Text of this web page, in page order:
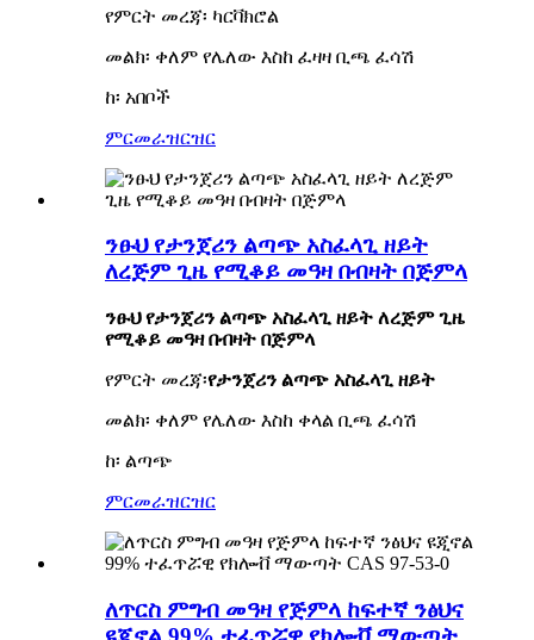
የምርት መረጃ፡ ካርቫክሮል
መልክ፡ ቀለም የሌለው እስከ ፈዛዛ ቢጫ ፈሳሽ
ከ፡ አበቦች
ምርመራዝርዝር
ንፁህ የታንጀሪን ልጣጭ አስፈላጊ ዘይት
ለረጅም ጊዜ የሚቆይ መዓዛ በብዛት በጅምላ
ንፁህ የታንጀሪን ልጣጭ አስፈላጊ ዘይት ለረጅም ጊዜ
የሚቆይ መዓዛ በብዛት በጅምላ
የምርት መረጃ፡የታንጀሪን ልጣጭ አስፈላጊ ዘይት
መልክ፡ ቀለም የሌለው እስከ ቀላል ቢጫ ፈሳሽ
ከ፡ ልጣጭ
ምርመራዝርዝር
ለጥርስ ምግብ መዓዛ የጅምላ ከፍተኛ ንፅህና